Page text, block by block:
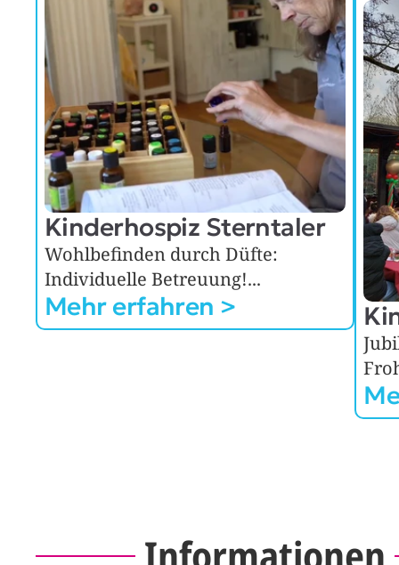
Kinderhospiz Sterntaler
Wohlbefinden durch Düfte:
Individuelle Betreuung!...
Mehr erfahren >